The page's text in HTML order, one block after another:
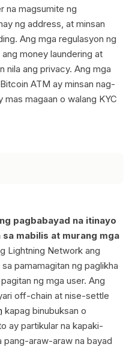
na magsumite ng
ng address, at minsan
Ang mga regulasyon ng
money laundering at
nila ang privacy. Ang mga
ATM ay minsan nag-
magaan o walang KYC
pagbabayad na itinayo
mabilis at murang mga
Lightning Network ang
pamamagitan ng paglikha
ng mga user. Ang
off-chain at nise-settle
kapag binubuksan o
ay partikular na kapaki-
pang-araw-araw na bayad